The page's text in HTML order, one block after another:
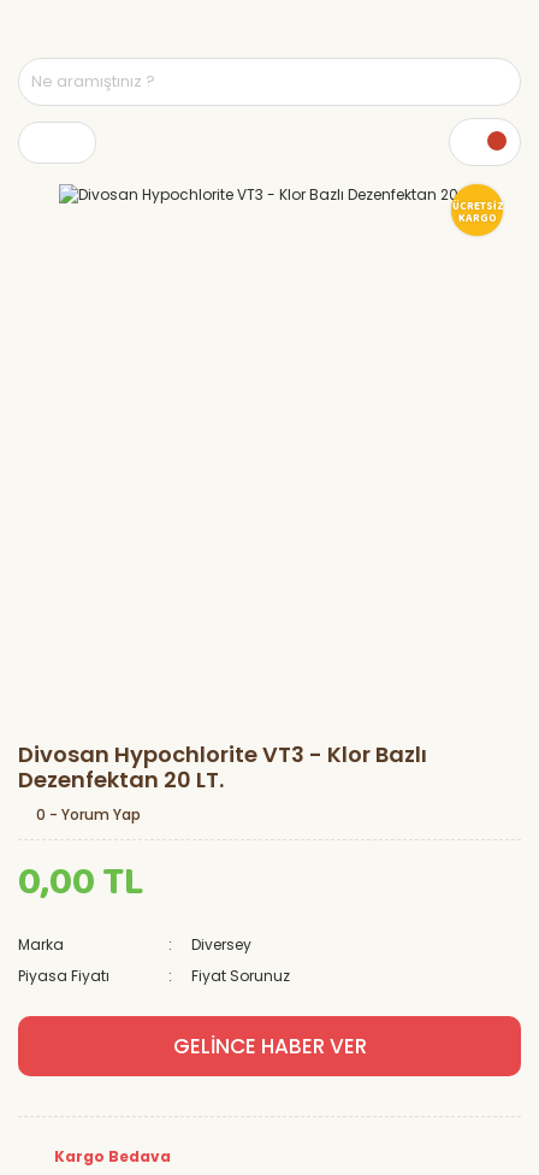
ÜCRETSİZ
KARGO
Divosan Hypochlorite VT3 - Klor Bazlı
Dezenfektan 20 LT.
0 - Yorum Yap
0,00 TL
Marka
Diversey
Piyasa Fiyatı
Fiyat Sorunuz
GELİNCE HABER VER
Kargo Bedava